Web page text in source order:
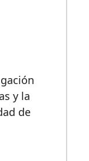
y la
de